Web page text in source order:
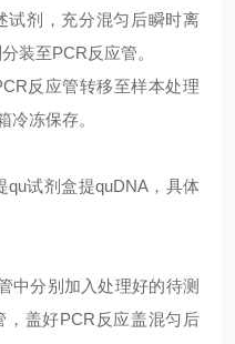
试剂，充分混匀后瞬时离
装至PCR反应管。
反应管转移至样本处理
冻保存。
qu试剂盒提quDNA，具体
中分别加入处理好的待测
，盖好PCR反应盖混匀后